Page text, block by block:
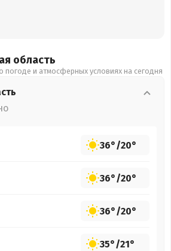
область
погоде и атмосферных условиях на сегодня
36°/20°
36°/20°
36°/20°
35°/21°